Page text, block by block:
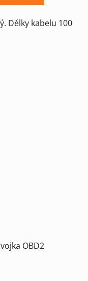
Délky kabelu 100
OBD2